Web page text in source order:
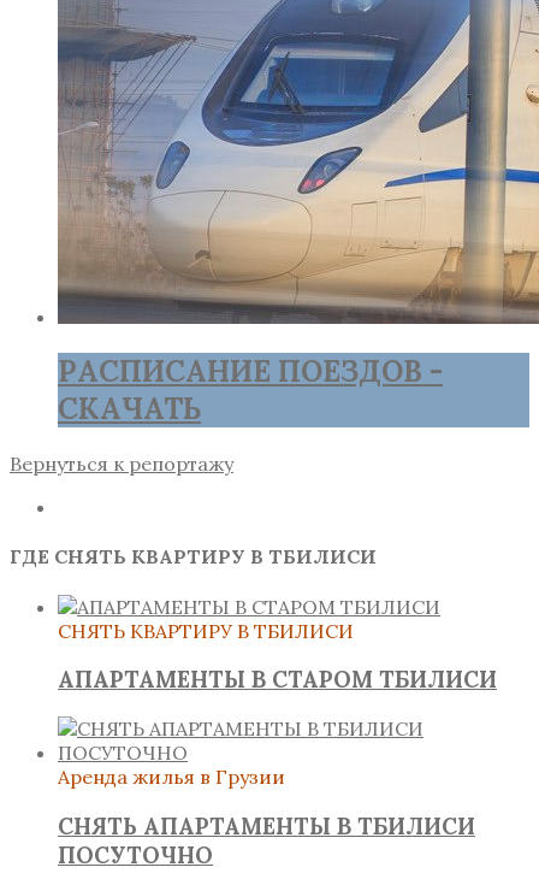
РАСПИСАНИЕ ПОЕЗДОВ -
СКАЧАТЬ
Вернуться к репортажу
ГДЕ СНЯТЬ КВАРТИРУ В ТБИЛИСИ
СНЯТЬ КВАРТИРУ В ТБИЛИСИ
АПАРТАМЕНТЫ В СТАРОМ ТБИЛИСИ
Аренда жилья в Грузии
СНЯТЬ АПАРТАМЕНТЫ В ТБИЛИСИ
ПОСУТОЧНО